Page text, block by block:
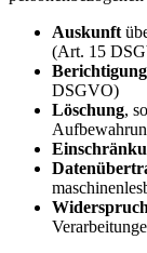
Auskunft
(Art. 15
Berichtigung
DSGVO)
Löschung,
Widerspruch